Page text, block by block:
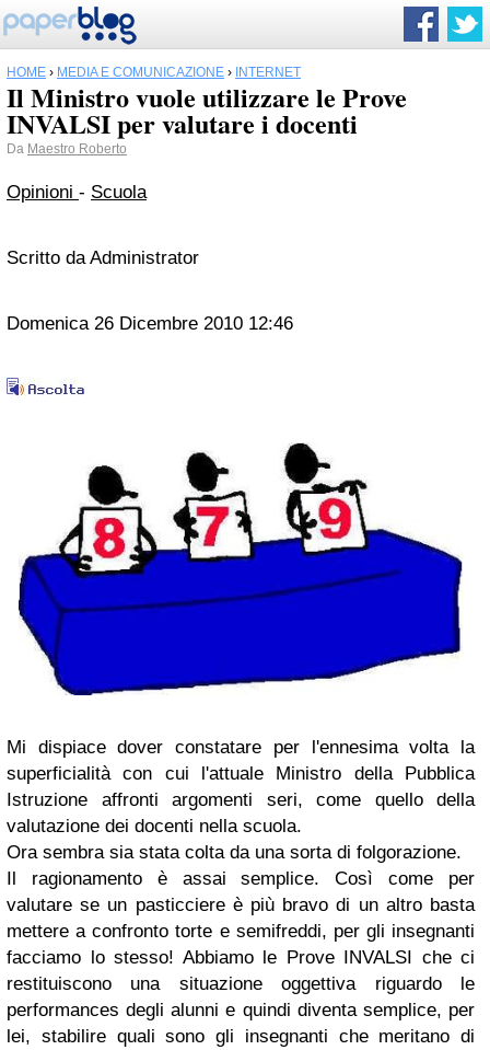
HOME › MEDIA E COMUNICAZIONE › INTERNET
Il Ministro vuole utilizzare le Prove
INVALSI per valutare i docenti
Da Maestro Roberto
Opinioni - Scuola
Scritto da Administrator
Domenica 26 Dicembre 2010 12:46
Mi dispiace dover constatare per l'ennesima volta la
superficialità con cui l'attuale Ministro della Pubblica
Istruzione affronti argomenti seri, come quello della
valutazione dei docenti nella scuola.
Ora sembra sia stata colta da una sorta di folgorazione.
Il ragionamento è assai semplice. Così come per
valutare se un pasticciere è più bravo di un altro basta
mettere a confronto torte e semifreddi, per gli insegnanti
facciamo lo stesso! Abbiamo le Prove INVALSI che ci
restituiscono una situazione oggettiva riguardo le
performances degli alunni e quindi diventa semplice, per
lei, stabilire quali sono gli insegnanti che meritano di